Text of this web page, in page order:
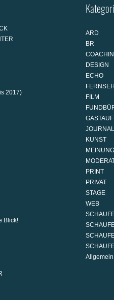
2017)
Blick!
ARD
BR
DESIGN
ECHO
FILM
KUNST
MEINUNG
PRINT
PRIVAT
STAGE
WEB
Allgemein